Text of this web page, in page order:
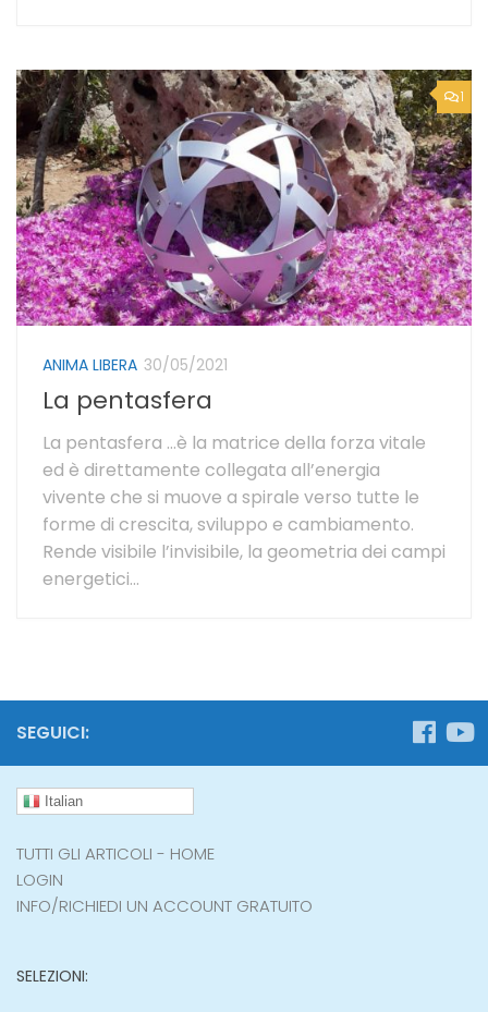
1
ANIMA LIBERA 30/05/2021
La pentasfera
La pentasfera …è la matrice della forza vitale
ed è direttamente collegata all’energia
vivente che si muove a spirale verso tutte le
forme di crescita, sviluppo e cambiamento.
Rende visibile l’invisibile, la geometria dei campi
energetici...
SEGUICI:
Italian
TUTTI GLI ARTICOLI - HOME
LOGIN
INFO/RICHIEDI UN ACCOUNT GRATUITO
SELEZIONI: